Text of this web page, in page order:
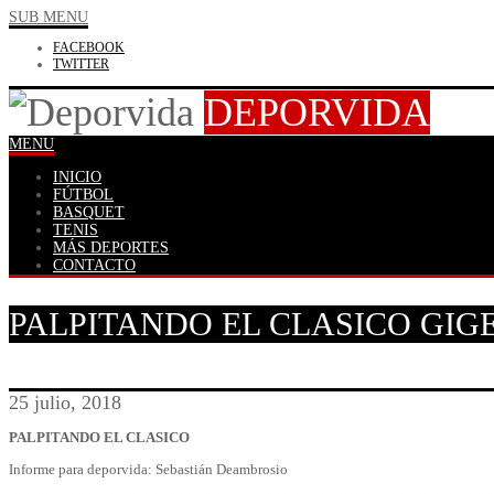
SUB MENU
FACEBOOK
TWITTER
DEPORVIDA
MENU
INICIO
FÚTBOL
BASQUET
TENIS
MÁS DEPORTES
CONTACTO
PALPITANDO EL CLASICO
25 julio, 2018
PALPITANDO EL CLASICO
Informe para deporvida: Sebastián Deambrosio